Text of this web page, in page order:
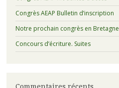
Congrès AEAP Bulletin d’inscription
Notre prochain congrès en Bretagne
Concours d’écriture. Suites